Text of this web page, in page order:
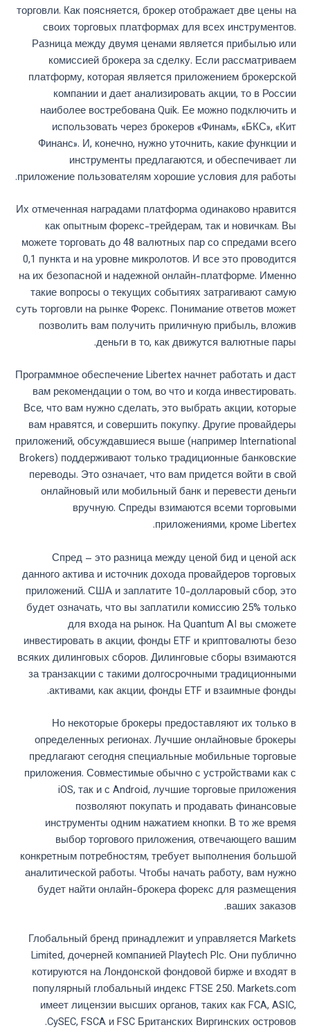
торговли. Как поясняется, брокер отображает две цены на
своих торговых платформах для всех инструментов.
Разница между двумя ценами является прибылью или
комиссией брокера за сделку. Если рассматриваем
платформу, которая является приложением брокерской
компании и дает анализировать акции, то в России
наиболее востребована Quik. Ее можно подключить и
использовать через брокеров «Финам», «БКС», «Кит
Финанс». И, конечно, нужно уточнить, какие функции и
инструменты предлагаются, и обеспечивает ли
приложение пользователям хорошие условия для работы.
Их отмеченная наградами платформа одинаково нравится
как опытным форекс-трейдерам, так и новичкам. Вы
можете торговать до 48 валютных пар со спредами всего
0,1 пункта и на уровне микролотов. И все это проводится
на их безопасной и надежной онлайн-платформе. Именно
такие вопросы о текущих событиях затрагивают самую
суть торговли на рынке Форекс. Понимание ответов может
позволить вам получить приличную прибыль, вложив
деньги в то, как движутся валютные пары.
Программное обеспечение Libertex начнет работать и даст
вам рекомендации о том, во что и когда инвестировать.
Все, что вам нужно сделать, это выбрать акции, которые
вам нравятся, и совершить покупку. Другие провайдеры
приложений, обсуждавшиеся выше (например International
Brokers) поддерживают только традиционные банковские
переводы. Это означает, что вам придется войти в свой
онлайновый или мобильный банк и перевести деньги
вручную. Спреды взимаются всеми торговыми
приложениями, кроме Libertex.
Спред – это разница между ценой бид и ценой аск
данного актива и источник дохода провайдеров торговых
приложений. США и заплатите 10-долларовый сбор, это
будет означать, что вы заплатили комиссию 25% только
для входа на рынок. На Quantum AI вы сможете
инвестировать в акции, фонды ETF и криптовалюты безо
всяких дилинговых сборов. Дилинговые сборы взимаются
за транзакции с такими долгосрочными традиционными
активами, как акции, фонды ETF и взаимные фонды.
Но некоторые брокеры предоставляют их только в
определенных регионах. Лучшие онлайновые брокеры
предлагают сегодня специальные мобильные торговые
приложения. Совместимые обычно с устройствами как с
iOS, так и с Android, лучшие торговые приложения
позволяют покупать и продавать финансовые
инструменты одним нажатием кнопки. В то же время
выбор торгового приложения, отвечающего вашим
конкретным потребностям, требует выполнения большой
аналитической работы. Чтобы начать работу, вам нужно
будет найти онлайн-брокера форекс для размещения
ваших заказов.
Глобальный бренд принадлежит и управляется Markets
Limited, дочерней компанией Playtech Plc. Они публично
котируются на Лондонской фондовой бирже и входят в
популярный глобальный индекс FTSE 250. Markets.com
имеет лицензии высших органов, таких как FCA, ASIC,
CySEC, FSCA и FSC Британских Виргинских островов.